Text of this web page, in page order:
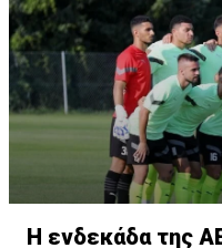
Tomovic), Aνδρέου (65'
Τζιωρτζής (65' Faraj),
Στον πάγκο: Piric,
Faraj, Lopes, Angel,
Gonzalez, Guyrcso,
Κisvarda FC (Milos
Lippai, Alic, Kormendi,
H ενδεκάδα της